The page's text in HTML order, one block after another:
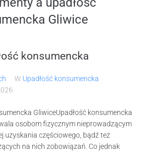
Gliwice
konsumencka
W Upadłość konsumencka
GliwiceUpadłość konsumencka
osobom fizycznym nieprowadzącym
uzyskania częściowego, bądź też
na nich zobowiązań. Co jednak